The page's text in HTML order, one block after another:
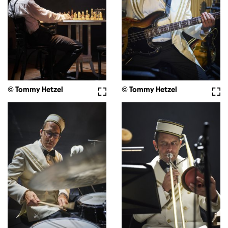
Vollbild
© Tommy Hetzel © Tommy Hetzel